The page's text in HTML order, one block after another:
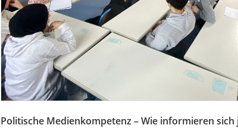
Politische Medienkompetenz – Wie informieren sich